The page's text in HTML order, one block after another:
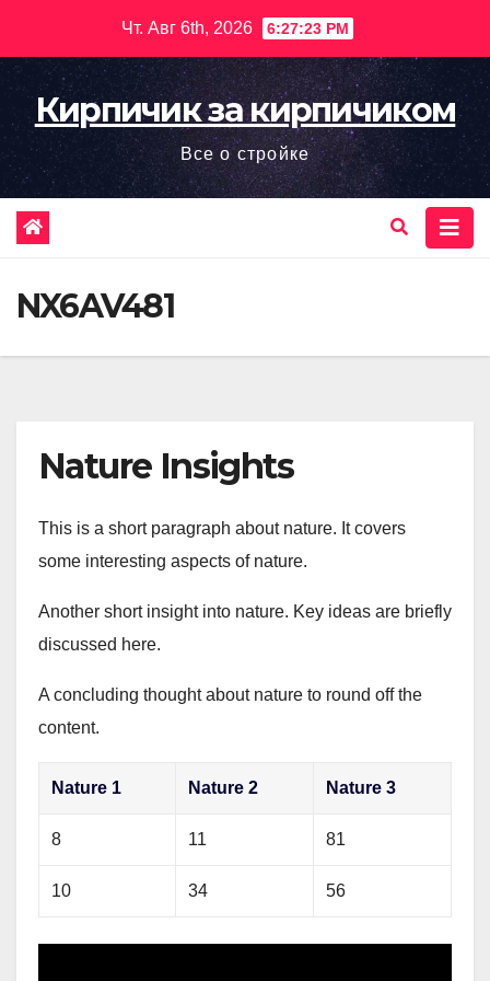
содержимому
Чт. Авг 6th, 2026 6:27:24 PM
Кирпичик за кирпичиком
Все о стройке
NX6AV481
Nature Insights
This is a short paragraph about nature. It covers
some interesting aspects of nature.
Another short insight into nature. Key ideas are briefly
discussed here.
A concluding thought about nature to round off the
content.
Nature 1 Nature 2 Nature 3
8 11 81
10 34 56